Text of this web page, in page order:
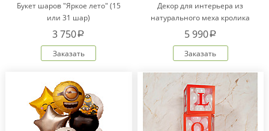
Букет шаров "Яркое лето" (15
или 31 шар)
3 750a
Заказать
Декор для интерьера из
натурального меха кролика
Рекс "Сердце" IM20601
5 990a
Заказать